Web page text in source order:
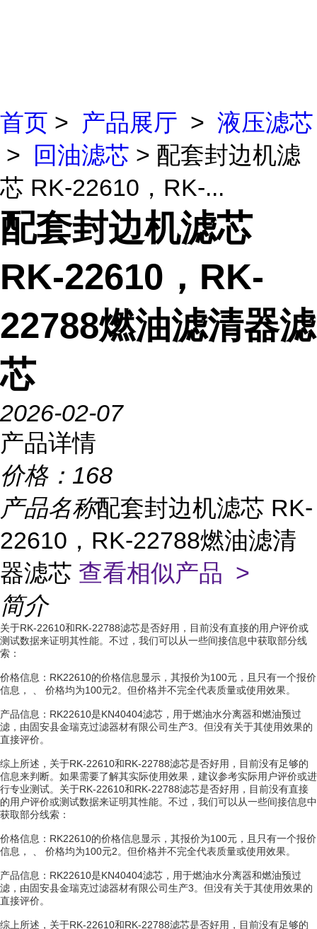
首页 > 产品展厅 > 液压滤芯
>
回油滤芯 > 配套封边机滤
芯 RK-22610，RK-...
配套封边机滤芯
RK-22610，RK-
22788燃油滤清器滤
芯
2026-02-07
产品详情
价格： 168
产品名称配套封边机滤芯 RK-
22610，RK-22788燃油滤清
器滤芯 查看相似产品 >
简介
关于RK-22610和RK-22788滤芯是否好用，目前没有直接的用户评价或
测试数据来证明其性能。不过，我们可以从一些间接信息中获取部分线
索：
价格信息：RK22610的价格信息显示，其报价为100元，且只有一个报价
信息， 、 价格均为100元2。但价格并不完全代表质量或使用效果。
产品信息：RK22610是KN40404滤芯，用于燃油水分离器和燃油预过
滤，由固安县金瑞克过滤器材有限公司生产3。但没有关于其使用效果的
直接评价。
综上所述，关于RK-22610和RK-22788滤芯是否好用，目前没有足够的
信息来判断。如果需要了解其实际使用效果，建议参考实际用户评价或进
行专业测试。关于RK-22610和RK-22788滤芯是否好用，目前没有直接
的用户评价或测试数据来证明其性能。不过，我们可以从一些间接信息中
获取部分线索：
价格信息：RK22610的价格信息显示，其报价为100元，且只有一个报价
信息， 、 价格均为100元2。但价格并不完全代表质量或使用效果。
产品信息：RK22610是KN40404滤芯，用于燃油水分离器和燃油预过
滤，由固安县金瑞克过滤器材有限公司生产3。但没有关于其使用效果的
直接评价。
综上所述，关于RK-22610和RK-22788滤芯是否好用，目前没有足够的